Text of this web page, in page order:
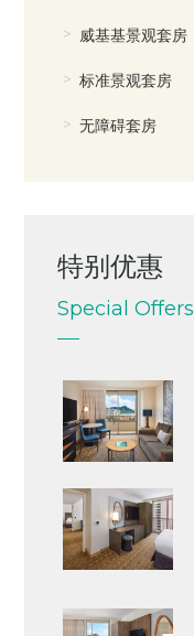
威基基景观套房
标准景观套房
无障碍套房
特别优惠
Special Offers